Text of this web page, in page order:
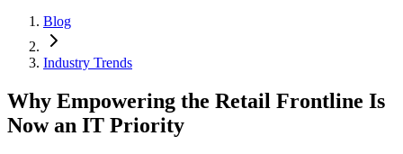
Blog
Industry Trends
Why Empowering the Retail Frontline Is
Now an IT Priority